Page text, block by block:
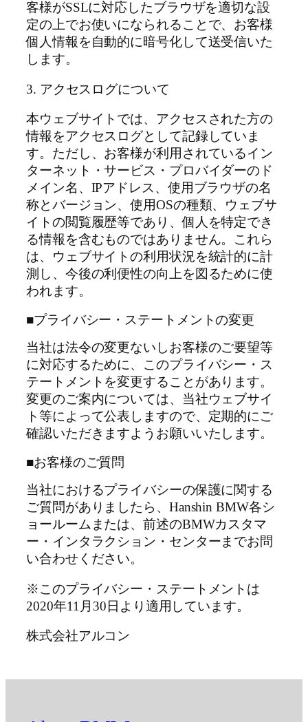
客様がSSLに対応したブラウザを適切な設
定の上でお使いになられることで、お客様
個人情報を自動的に暗号化して送受信いた
します。
3. アクセスログについて
本ウェブサイトでは、アクセスされた方の
情報をアクセスログとして記録していま
す。ただし、お客様が利用されているイン
ターネット・サービス・プロバイダーのド
メイン名、IPアドレス、使用ブラウザの名
称とバージョン、使用OSの種類、ウェブサ
イトの閲覧履歴等であり、個人を特定でき
る情報を含むものではありません。これら
は、ウェブサイトの利用状況を統計的に計
測し、今後の利便性の向上を図るために使
われます。
■プライバシー・ステートメントの変更
当社は法令の変更ないしお客様のご要望等
に対応するために、このプライバシー・ス
テートメントを変更することがあります。
変更のご案内については、当社ウェブサイ
ト等によって公表しますので、定期的にご
確認いただきますようお願いいたします。
■お客様のご質問
当社におけるプライバシーの保護に関する
ご質問がありましたら、Hanshin BMW各シ
ョールームまたは、前述のBMWカスタマ
ー・インタラクション・センターまでお問
い合わせください。
※このプライバシー・ステートメントは
2020年11月30日より適用しています。
株式会社アルコン